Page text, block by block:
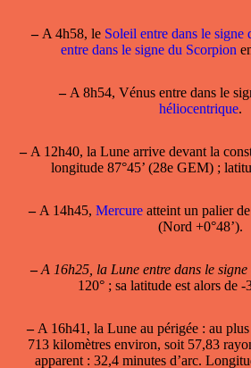
–A 4h58, le Soleil entre dans le signe
entre dans le signe du Scorpion
–A 8h54, Vénus entre dans le
héliocentrique.
–A 12h40, la Lune arrive devant la
longitude 87°45’ (28e GEM) ;
–A 14h45, Mercureatteint un palier de
(Nord +0°48’).
– A 16h25, la Lune entre dans le
120° ; sa latitude est alors de -
–A 16h41, la Lune au périgée: au plus
713 kilomètres environ, soit 57,83
apparent : 32,4 minutes d’arc.